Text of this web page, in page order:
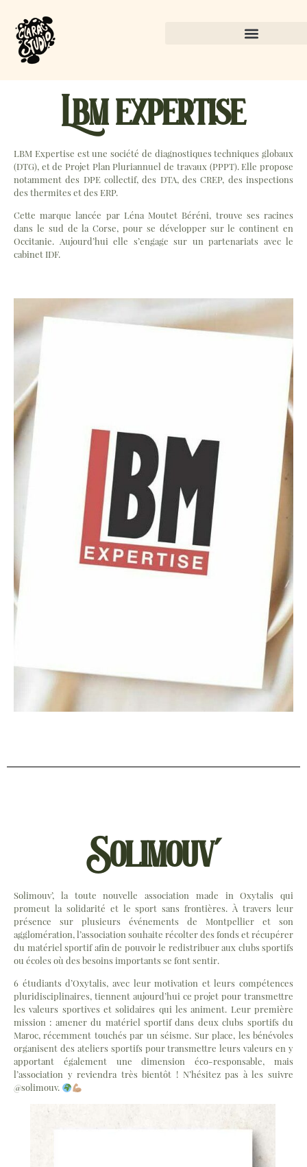
Lbm expertise
LBM Expertise est une société de diagnostiques techniques globaux
(DTG), et de Projet Plan Pluriannuel de travaux (PPPT). Elle propose
notamment des DPE collectif, des DTA, des CREP, des inspections
des thermites et des ERP.
Cette marque lancée par Léna Moutet Béréni, trouve ses racines
dans le sud de la Corse, pour se développer sur le continent en
Occitanie. Aujourd’hui elle s’engage sur un partenariats avec le
cabinet IDF.
Solimouv'
Solimouv’, la toute nouvelle association made in Oxytalis qui
promeut la solidarité et le sport sans frontières. À travers leur
présence sur plusieurs événements de Montpellier et son
agglomération, l’association souhaite récolter des fonds et récupérer
du matériel sportif afin de pouvoir le redistribuer aux clubs sportifs
ou écoles où des besoins importants se font sentir.
6 étudiants d’Oxytalis, avec leur motivation et leurs compétences
pluridisciplinaires, tiennent aujourd’hui ce projet pour transmettre
les valeurs sportives et solidaires qui les animent. Leur première
mission : amener du matériel sportif dans deux clubs sportifs du
Maroc, récemment touchés par un séisme. Sur place, les bénévoles
organisent des ateliers sportifs pour transmettre leurs valeurs en y
apportant également une dimension éco-responsable, mais
l’association y reviendra très bientôt ! N’hésitez pas à les suivre
@‌solimouv.